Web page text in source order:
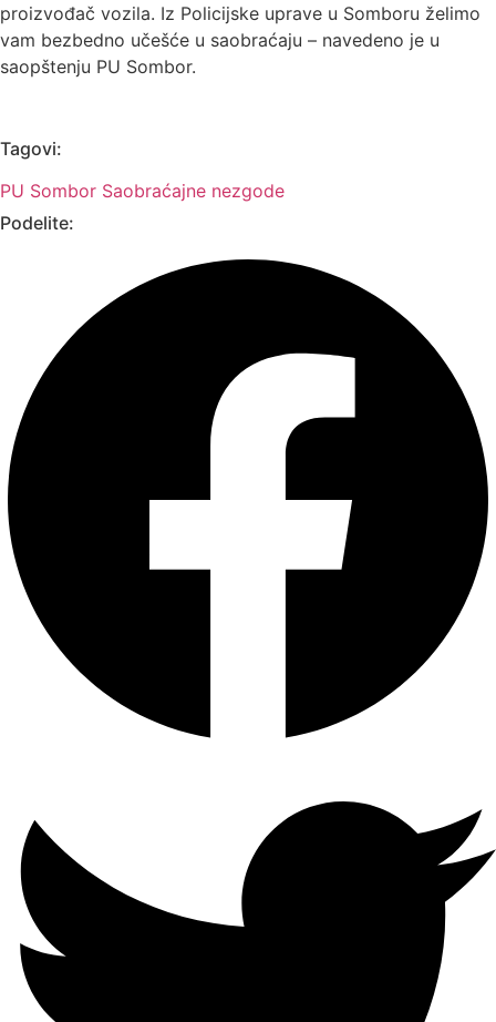
proizvođač vozila. Iz Policijske uprave u Somboru želimo
vam bezbedno učešće u saobraćaju – navedeno je u
saopštenju PU Sombor.
Tagovi:
PU Sombor Saobraćajne nezgode
Podelite: